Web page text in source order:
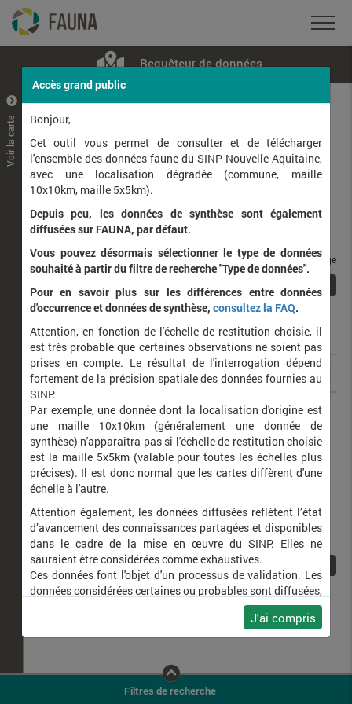
Requêteur de données
+
–
Voir la carte
Données
Rang taxonomique :
Affichage de1à 1sur1
taxons / page
Nom latin Nom vernaculaire
Alopochen aegyptiaca Ouette d'Égypte
Filtres de recherche
Accès grand public
Bonjour,
Cet outil vous permet de consulter et de télécharger
l'ensemble des données faune du SINP Nouvelle-Aquitaine,
avec une localisation dégradée (commune, maille
10x10km, maille 5x5km).
Depuis peu, les données de synthèse sont également
diffusées sur FAUNA, par défaut.
Vous pouvez désormais sélectionner le type de données
souhaité à partir du filtre de recherche "Type de données".
Pour en savoir plus sur les différences entre données
d'occurrence et données de synthèse, consultez la FAQ.
Attention, en fonction de l'échelle de restitution choisie, il
est très probable que certaines observations ne soient pas
prises en compte. Le résultat de l'interrogation dépend
fortement de la précision spatiale des données fournies au
SINP.
Par exemple, une donnée dont la localisation d'origine est
une maille 10x10km (généralement une donnée de
synthèse) n'apparaîtra pas si l'échelle de restitution choisie
est la maille 5x5km (valable pour toutes les échelles plus
précises). Il est donc normal que les cartes diffèrent d'une
échelle à l'autre.
Attention également, les données diffusées reflètent l’état
d’avancement des connaissances partagées et disponibles
dans le cadre de la mise en œuvre du SINP. Elles ne
sauraient être considérées comme exhaustives.
Ces données font l'objet d'un processus de validation. Les
données considérées certaines ou probables sont diffusées,
ainsi que celles pour lesquelles la méthode n'est pas
J'ai compris